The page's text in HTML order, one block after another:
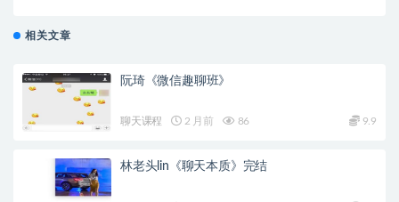
相关文章
阮琦《微信趣聊班》
聊天课程 2 月前 86 9.9
林老头lin《聊天本质》完结